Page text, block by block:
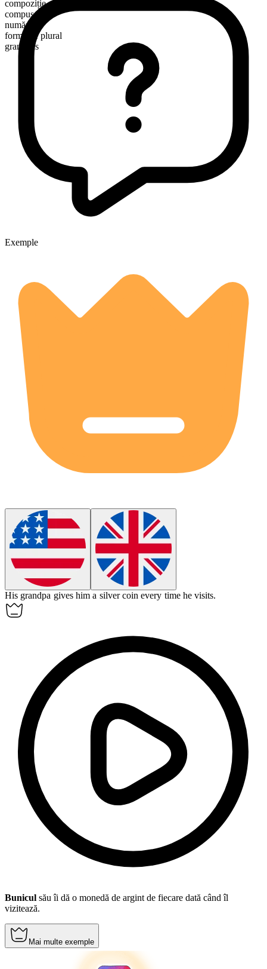
compoziție morfologică
compus
numărabil
formă de plural
grandpas
Exemple
His grandpa gives him a silver coin every time he visits.
Bunicul său îi dă o monedă de argint de fiecare dată când îl
vizitează.
Mai multe exemple